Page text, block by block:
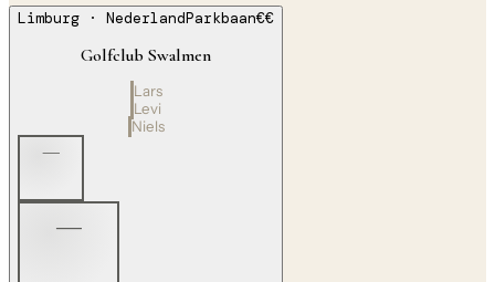
Limburg · NederlandParkbaan€€
Golfclub Swalmen
Lars
Levi
Niels
—
—